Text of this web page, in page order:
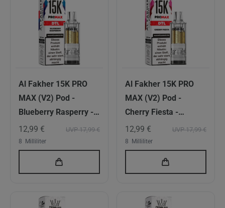
Al Fakher 15K PRO
MAX (V2) Pod -
Blueberry Rasperry -
6mg/ml Nikotingehalt
- DTL
UVP 17,99 €
12,99 €
8 Milliliter
Al Fakher 15K PRO
MAX (V2) Pod -
Cherry Fiesta -
6mg/ml Nikotingehalt
- DTL
UVP 17,99 €
12,99 €
8 Milliliter